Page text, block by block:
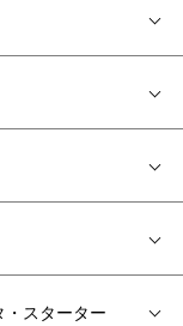
スターター